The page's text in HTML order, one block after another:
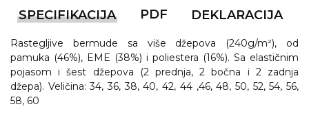
SPECIFIKACIJA PDF DEKLARACIJA
Rastegljive bermude sa više džepova (240g/m²), od
pamuka (46%), EME (38%) i poliestera (16%). Sa elastičnim
pojasom i šest džepova (2 prednja, 2 bočna i 2 zadnja
džepa). Veličina: 34, 36, 38, 40, 42, 44 ,46, 48, 50, 52, 54, 56,
58, 60